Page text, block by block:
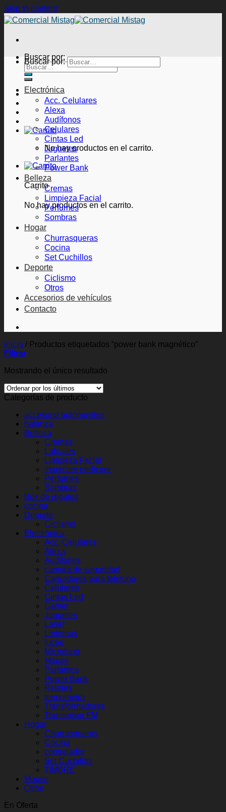
Skip to content
Buscar por:
No hay productos en el carrito.
Carrito
No hay productos en el carrito.
Buscar por:
Electrónica
Acc. Celulares
Alexa
Audífonos
Celulares
Cintas Led
Juguetes
Parlantes
Power Bank
Belleza
Cremas
Limpieza Facial
Perfumes
Sombras
Hogar
Churrasqueras
Cocina
Set Cuchillos
Deporte
Ciclismo
Otros
Accesorios de vehículos
Contacto
Inicio / Productos etiquetados “power bank magnético”
Filtrar
Mostrando el único resultado
Categorías de producto
accesorio automoviles
balanza
Belleza
Cremas
Labiales
Limpieza Facial
manicure pedicure
Perfumes
Sombras
Box de regalos
cocina
Deporte
Ciclismo
Electrónica
Acc. Celulares
Alexa
Audífonos
camara de seguridad
Cargadores para telefono
Celulares
Cintas Led
Gamer
Juguetes
Laser
Linternas
luces
Microfono
Mouse
Parlantes
Power Bank
Relojes
termometro
Transformadores
Transmisor FM
Hogar
Churrasqueras
Cocina
congelador
Set Cuchillos
TIMBRE
Mouse
Otros
En Oferta